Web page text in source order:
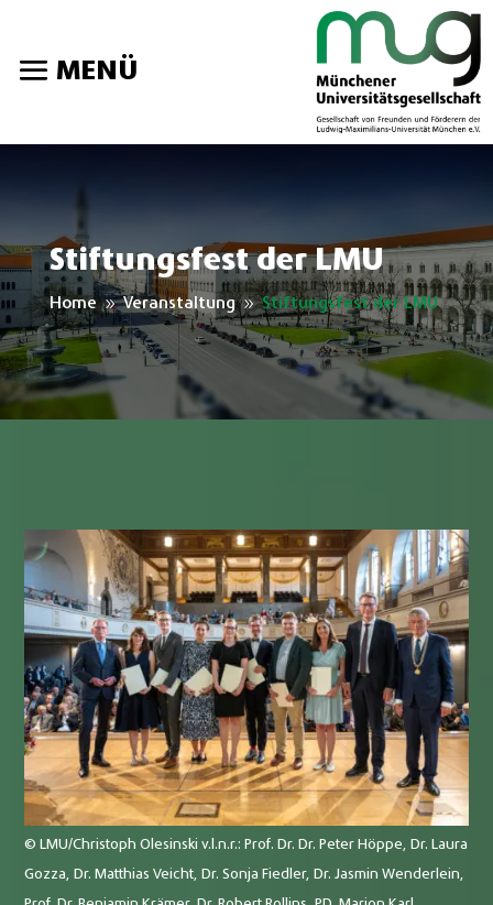
MENÜ
Stiftungsfest der LMU
Home 9 Veranstaltung 9 Stiftungsfest der LMU
© LMU/Christoph Olesinski v.l.n.r.: Prof. Dr. Dr. Peter Höppe, Dr. Laura
Gozza, Dr. Matthias Veicht, Dr. Sonja Fiedler, Dr. Jasmin Wenderlein,